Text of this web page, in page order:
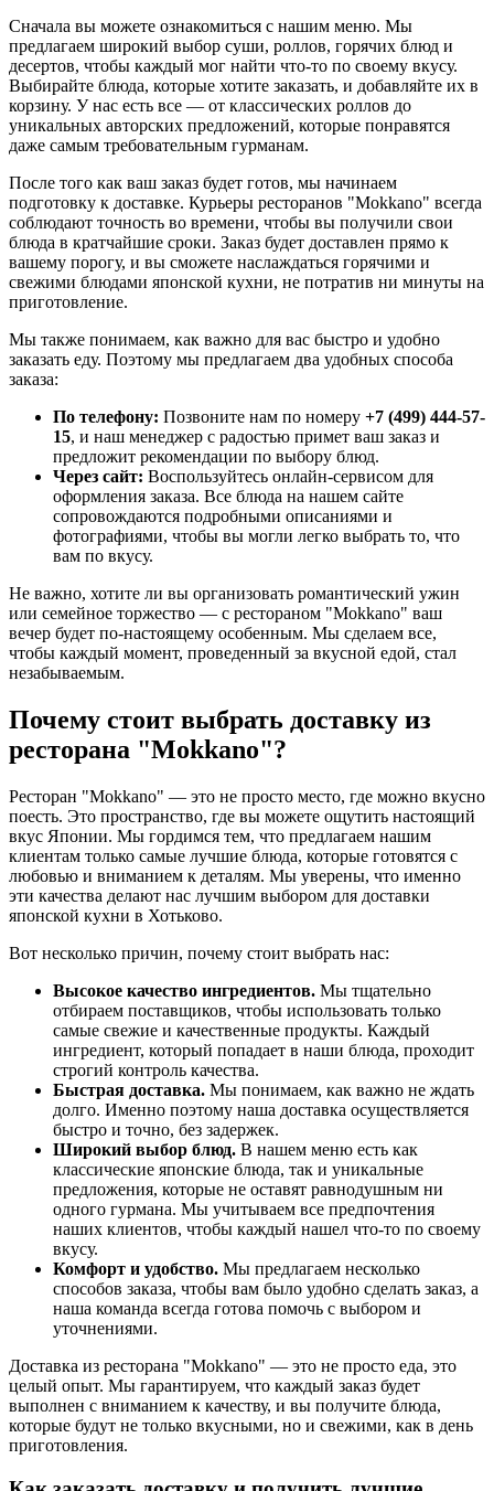
Сначала вы можете ознакомиться с нашим меню. Мы
предлагаем широкий выбор суши, роллов, горячих блюд и
десертов, чтобы каждый мог найти что-то по своему вкусу.
Выбирайте блюда, которые хотите заказать, и добавляйте их в
корзину. У нас есть все — от классических роллов до
уникальных авторских предложений, которые понравятся
даже самым требовательным гурманам.
После того как ваш заказ будет готов, мы начинаем
подготовку к доставке. Курьеры ресторанов "Mokkano" всегда
соблюдают точность во времени, чтобы вы получили свои
блюда в кратчайшие сроки. Заказ будет доставлен прямо к
вашему порогу, и вы сможете наслаждаться горячими и
свежими блюдами японской кухни, не потратив ни минуты на
приготовление.
Мы также понимаем, как важно для вас быстро и удобно
заказать еду. Поэтому мы предлагаем два удобных способа
заказа:
По телефону: Позвоните нам по номеру +7 (499) 444-57-
15, и наш менеджер с радостью примет ваш заказ и
предложит рекомендации по выбору блюд.
Через сайт: Воспользуйтесь онлайн-сервисом для
оформления заказа. Все блюда на нашем сайте
сопровождаются подробными описаниями и
фотографиями, чтобы вы могли легко выбрать то, что
вам по вкусу.
Не важно, хотите ли вы организовать романтический ужин
или семейное торжество — с рестораном "Mokkano" ваш
вечер будет по-настоящему особенным. Мы сделаем все,
чтобы каждый момент, проведенный за вкусной едой, стал
незабываемым.
Почему стоит выбрать доставку из
ресторана "Mokkano"?
Ресторан "Mokkano" — это не просто место, где можно вкусно
поесть. Это пространство, где вы можете ощутить настоящий
вкус Японии. Мы гордимся тем, что предлагаем нашим
клиентам только самые лучшие блюда, которые готовятся с
любовью и вниманием к деталям. Мы уверены, что именно
эти качества делают нас лучшим выбором для доставки
японской кухни в Хотьково.
Вот несколько причин, почему стоит выбрать нас:
Высокое качество ингредиентов. Мы тщательно
отбираем поставщиков, чтобы использовать только
самые свежие и качественные продукты. Каждый
ингредиент, который попадает в наши блюда, проходит
строгий контроль качества.
Быстрая доставка. Мы понимаем, как важно не ждать
долго. Именно поэтому наша доставка осуществляется
быстро и точно, без задержек.
Широкий выбор блюд. В нашем меню есть как
классические японские блюда, так и уникальные
предложения, которые не оставят равнодушным ни
одного гурмана. Мы учитываем все предпочтения
наших клиентов, чтобы каждый нашел что-то по своему
вкусу.
Комфорт и удобство. Мы предлагаем несколько
способов заказа, чтобы вам было удобно сделать заказ, а
наша команда всегда готова помочь с выбором и
уточнениями.
Доставка из ресторана "Mokkano" — это не просто еда, это
целый опыт. Мы гарантируем, что каждый заказ будет
выполнен с вниманием к качеству, и вы получите блюда,
которые будут не только вкусными, но и свежими, как в день
приготовления.